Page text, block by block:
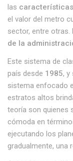
las
el valor del metro
sector, entre otras.
de la
Este sistema de
país desde 1985, y
sistema enfocado
estratos altos
teoría son quienes
cómoda en
ejecutando los
gradualmente, una